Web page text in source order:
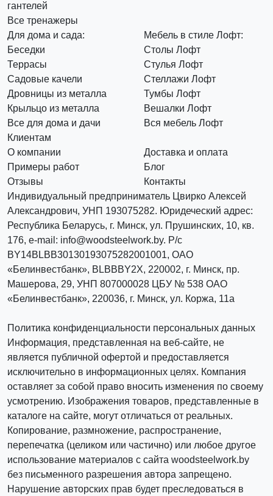
гантелей
Все тренажеры
Для дома и сада:
Беседки
Террасы
Садовые качели
Дровницы из металла
Крыльцо из металла
Все для дома и дачи
Мебель в стиле Лофт:
Столы Лофт
Стулья Лофт
Стеллажи Лофт
Тумбы Лофт
Вешалки Лофт
Вся мебель Лофт
Клиентам
О компании
Доставка и оплата
Примеры работ
Блог
Отзывы
Контакты
Индивидуальный предприниматель Цвирко Алексей
Александрович, УНП 193075282. Юридеческий адрес:
Республика Беларусь, г. Минск, ул. Прушинских, 10, кв.
176, e-mail: info@woodsteelwork.by. Р/с
BY14BLBB30130193075282001001, ОАО
«Белинвестбанк», BLBBBY2X, 220002, г. Минск, пр.
Машерова, 29, УНП 807000028 ЦБУ № 538 ОАО
«Белинвестбанк», 220036, г. Минск, ул. Коржа, 11а
Политика конфиденциальности персональных данных
Информация, представленная на веб-сайте, не
является публичной офертой и предоставляется
исключительно в информационных целях. Компания
оставляет за собой право вносить изменения по своему
усмотрению. Изображения товаров, представленные в
каталоге на сайте, могут отличаться от реальных.
Копирование, размножение, распространение,
перепечатка (целиком или частично) или любое другое
использование материалов с сайта woodsteelwork.by
без письменного разрешения автора запрещено.
Нарушение авторских прав будет преследоваться в